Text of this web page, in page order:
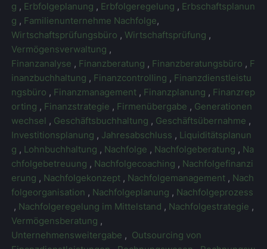
g , Erbfolgeplanung , Erbfolgeregelung , Erbschaftsplanun
g , Familienunternehme Nachfolge,
Wirtschaftsprüfungsbüro ,Wirtschaftsprüfung ,
Vermögensverwaltung ,
Finanzanalyse , Finanzberatung , Finanzberatungsbüro , F
inanzbuchhaltung , Finanzcontrolling , Finanzdienstleistu
ngsbüro , Finanzmanagement , Finanzplanung , Finanzrep
orting , Finanzstrategie , Firmenübergabe , Generationen
wechsel , Geschäftsbuchhaltung , Geschäftsübernahme ,
Investitionsplanung , Jahresabschluss , Liquiditätsplanun
g , Lohnbuchhaltung , Nachfolge , Nachfolgeberatung , Na
chfolgebetreuung , Nachfolgecoaching , Nachfolgefinanzi
erung , Nachfolgekonzept , Nachfolgemanagement , Nach
folgeorganisation , Nachfolgeplanung , Nachfolgeprozess
, Nachfolgeregelung im Mittelstand , Nachfolgestrategie ,
Vermögensberatung ,
Unternehmensweitergabe , Outsourcing von